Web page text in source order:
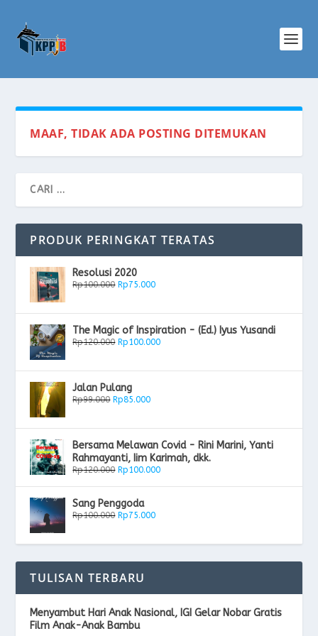
MAAF, TIDAK ADA POSTING DITEMUKAN
PRODUK PERINGKAT TERATAS
Resolusi 2020
Rp100.000 Rp75.000
The Magic of Inspiration - (Ed.) Iyus Yusandi
Rp120.000 Rp100.000
Jalan Pulang
Rp99.000 Rp85.000
Bersama Melawan Covid - Rini Marini, Yanti
Rahmayanti, Iim Karimah, dkk.
Rp120.000 Rp100.000
Sang Penggoda
Rp100.000 Rp75.000
TULISAN TERBARU
Menyambut Hari Anak Nasional, IGI Gelar Nobar Gratis
Film Anak-Anak Bambu